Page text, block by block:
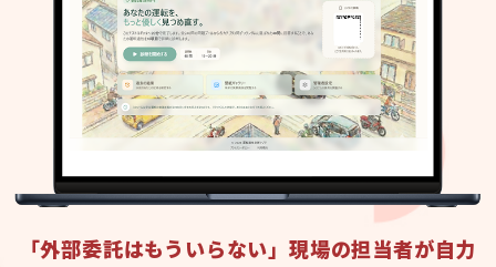
「外部委託はもういらない」現場の担当者が自力